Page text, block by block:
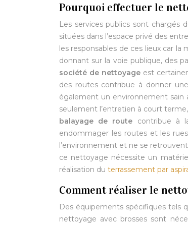
Pourquoi effectuer le
Les services publics sont chargés
situées dans l’espace privé des
les responsables de ces lieux car la
donnant sur la voie publique, des
société de nettoyageest
des routes contribue à donner
également un environnement sain
seulement l’entretien à court
balayage de route contribue à
endommager les routes et les
l’environnement et ne se
ce nettoyage nécessite un
réalisation du terrassement par
Comment réaliser le
Des équipements spécifiques tels
nettoyage avec brosses sont